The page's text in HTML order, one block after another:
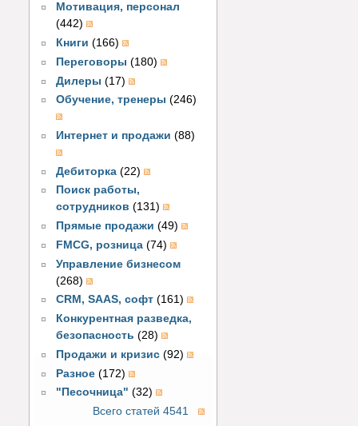
Мотивация, персонал
(442)
Книги (166)
Переговоры (180)
Дилеры (17)
Обучение, тренеры (246)
Интернет и продажи (88)
Дебиторка (22)
Поиск работы,
сотрудников (131)
Прямые продажи (49)
FMCG, розница (74)
Управление бизнесом
(268)
CRM, SAAS, софт (161)
Конкурентная разведка,
безопасность (28)
Продажи и кризис (92)
Разное (172)
"Песочница" (32)
Всего статей 4541